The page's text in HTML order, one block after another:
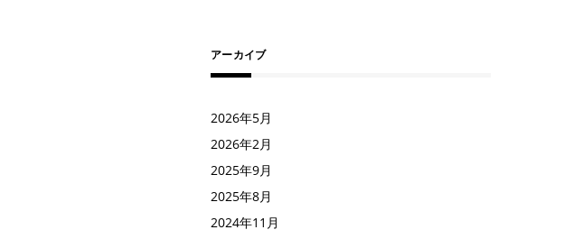
アーカイブ
2026年5月
2026年2月
2025年9月
2025年8月
2024年11月